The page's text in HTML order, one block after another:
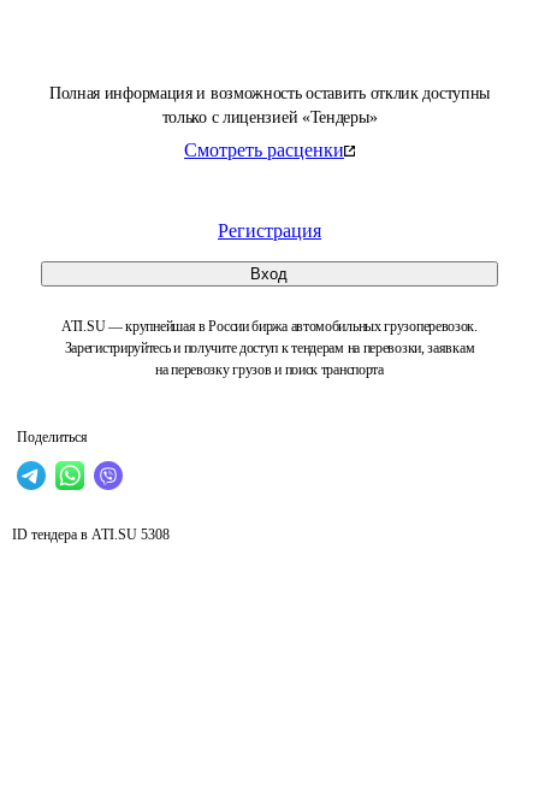
Полная информация и возможность оставить отклик доступны
только с лицензией «Тендеры»
Смотреть расценки
Регистрация
Вход
ATI.SU — крупнейшая в России биржа автомобильных грузоперевозок.
Зарегистрируйтесь и получите доступ к тендерам на перевозки, заявкам
на перевозку грузов и поиск транспорта
Поделиться
ID тендера в ATI.SU 5308